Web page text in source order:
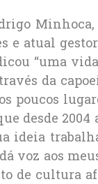
e atual
“uma vida
da
poucos
desde
ideia
voz aos
de cultura